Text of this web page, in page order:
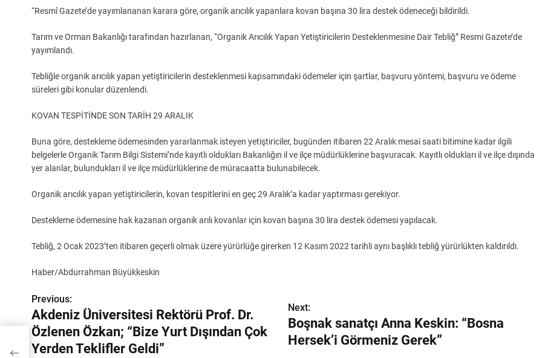
“Resmî Gazete’de yayımlananan karara göre, organik arıcılık yapanlara kovan başına 30 lira destek ödeneceği bildirildi.
Tarım ve Orman Bakanlığı tarafından hazırlanan, “Organik Arıcılık Yapan Yetiştiricilerin Desteklenmesine Dair Tebliğ” Resmi Gazete’de
yayımlandı.
Tebliğle organik arıcılık yapan yetiştiricilerin desteklenmesi kapsamındaki ödemeler için şartlar, başvuru yöntemi, başvuru ve ödeme
süreleri gibi konular düzenlendi.
KOVAN TESPİTİNDE SON TARİH 29 ARALIK
Buna göre, destekleme ödemesinden yararlanmak isteyen yetiştiriciler, bugünden itibaren 22 Aralık mesai saati bitimine kadar ilgili
belgelerle Organik Tarım Bilgi Sistemi’nde kayıtlı oldukları Bakanlığın il ve ilçe müdürlüklerine başvuracak. Kayıtlı oldukları il ve ilçe dışında
yer alanlar, bulundukları il ve ilçe müdürlüklerine de müracaatta bulunabilecek.
Organik arıcılık yapan yetiştiricilerin, kovan tespitlerini en geç 29 Aralık’a kadar yaptırması gerekiyor.
Destekleme ödemesine hak kazanan organik arılı kovanlar için kovan başına 30 lira destek ödemesi yapılacak.
Tebliğ, 2 Ocak 2023’ten itibaren geçerli olmak üzere yürürlüğe girerken 12 Kasım 2022 tarihli aynı başlıklı tebliğ yürürlükten kaldırıldı.
Haber/Abdurrahman Büyükkeskin
Y
a
z
Previous:
Akdeniz Üniversitesi Rektörü Prof. Dr.
Özlenen Özkan; “Bize Yurt Dışından Çok
Yerden Teklifler Geldi”
Next:
Boşnak sanatçı Anna Keskin: “Bosna
Hersek’i Görmeniz Gerek”